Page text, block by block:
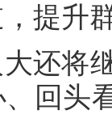
提升
还将
回头